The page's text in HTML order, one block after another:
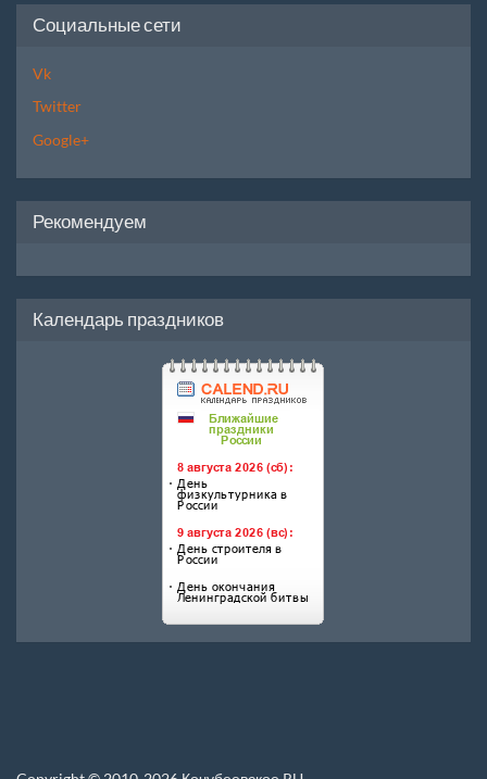
Социальные сети
Vk
Twitter
Google+
Рекомендуем
Календарь праздников